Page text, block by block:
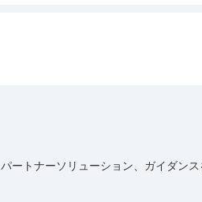
トナーソリューション、ガイダンス